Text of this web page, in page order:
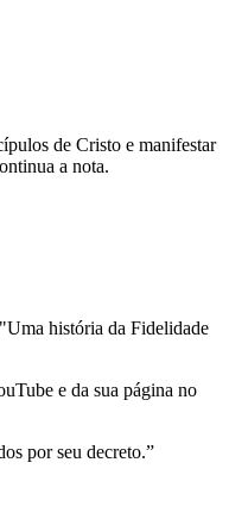
de Cristo e manifestar
a nota.
história da Fidelidade
e da sua página no
por seu decreto.”